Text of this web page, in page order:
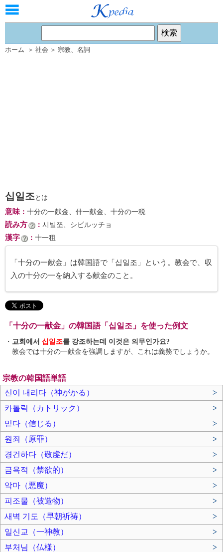
ホーム ＞ 社会 ＞ 宗教、 名詞
십일조とは
意味： 十分の一献金、什一献金、十分の一税
読み方 ： 시빌쪼、シビルッチョ
漢字 ： 十一租
「十分の一献金」は韓国語で「십일조」という。教会で、収
入の十分の一を納入する献金のこと。
「十分の一献金」の韓国語「십일조」を使った例文
・ 교회에서 십일조를 강조하는데 이것은 의무인가요?
教会では十分の一献金を強調しますが、これは義務でしょうか。
宗教の韓国語単語
신이 내리다（神がかる）
>
카톨릭（カトリック）
>
믿다（信じる）
>
원죄（原罪）
>
경건하다（敬虔だ）
>
금욕적（禁欲的）
>
악마（悪魔）
>
피조물（被造物）
>
새벽 기도（早朝祈祷）
>
일신교（一神教）
>
부처님（仏様）
>